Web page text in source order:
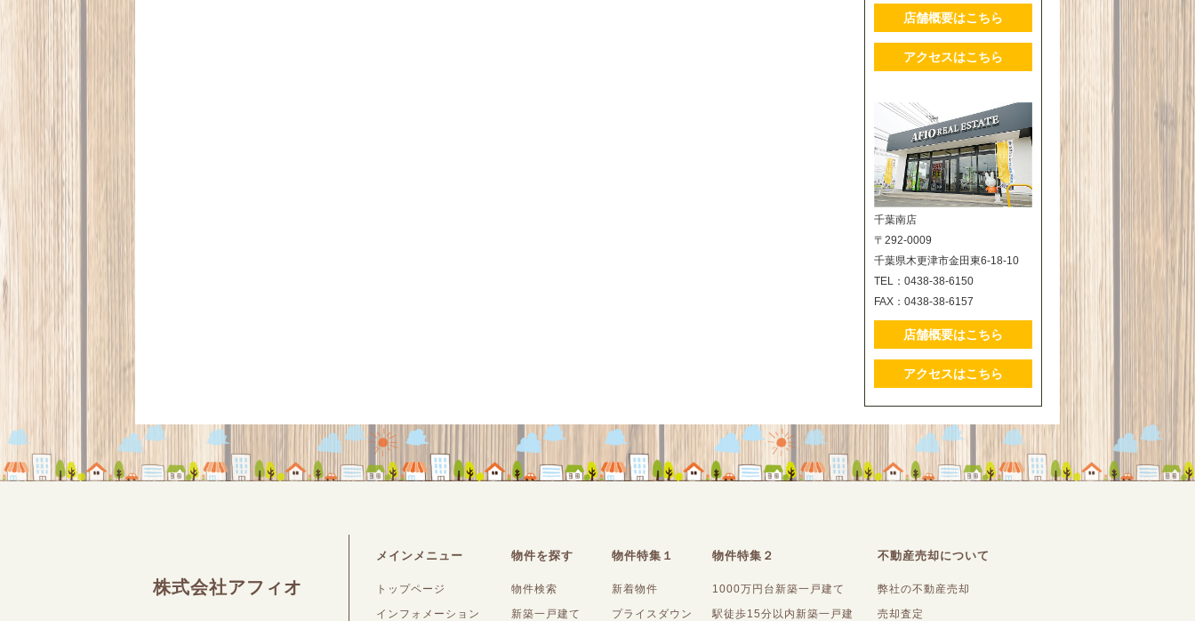
店舗概要はこちら
アクセスはこちら
千葉南店
〒292-0009
千葉県木更津市金田東6-18-10
TEL：0438-38-6150
FAX：0438-38-6157
店舗概要はこちら
アクセスはこちら
株式会社アフィオ
メインメニュー
トップページ
インフォメーション
物件を探す
物件検索
新築一戸建て
物件特集１
新着物件
プライスダウン
物件特集２
1000万円台新築一戸建て
駅徒歩15分以内新築一戸建
不動産売却について
弊社の不動産売却
売却査定